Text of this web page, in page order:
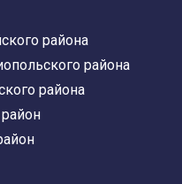
района
района
района